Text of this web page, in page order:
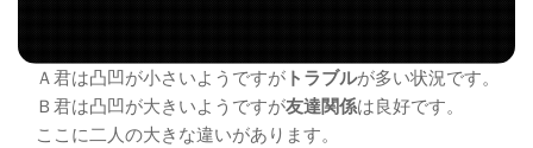
Ａ君は凸凹が小さいようですが トラブルが多い状況です。
Ｂ君は凸凹が大きいようですが友達関係は良好です。
ここに二人の大きな違いがあります。